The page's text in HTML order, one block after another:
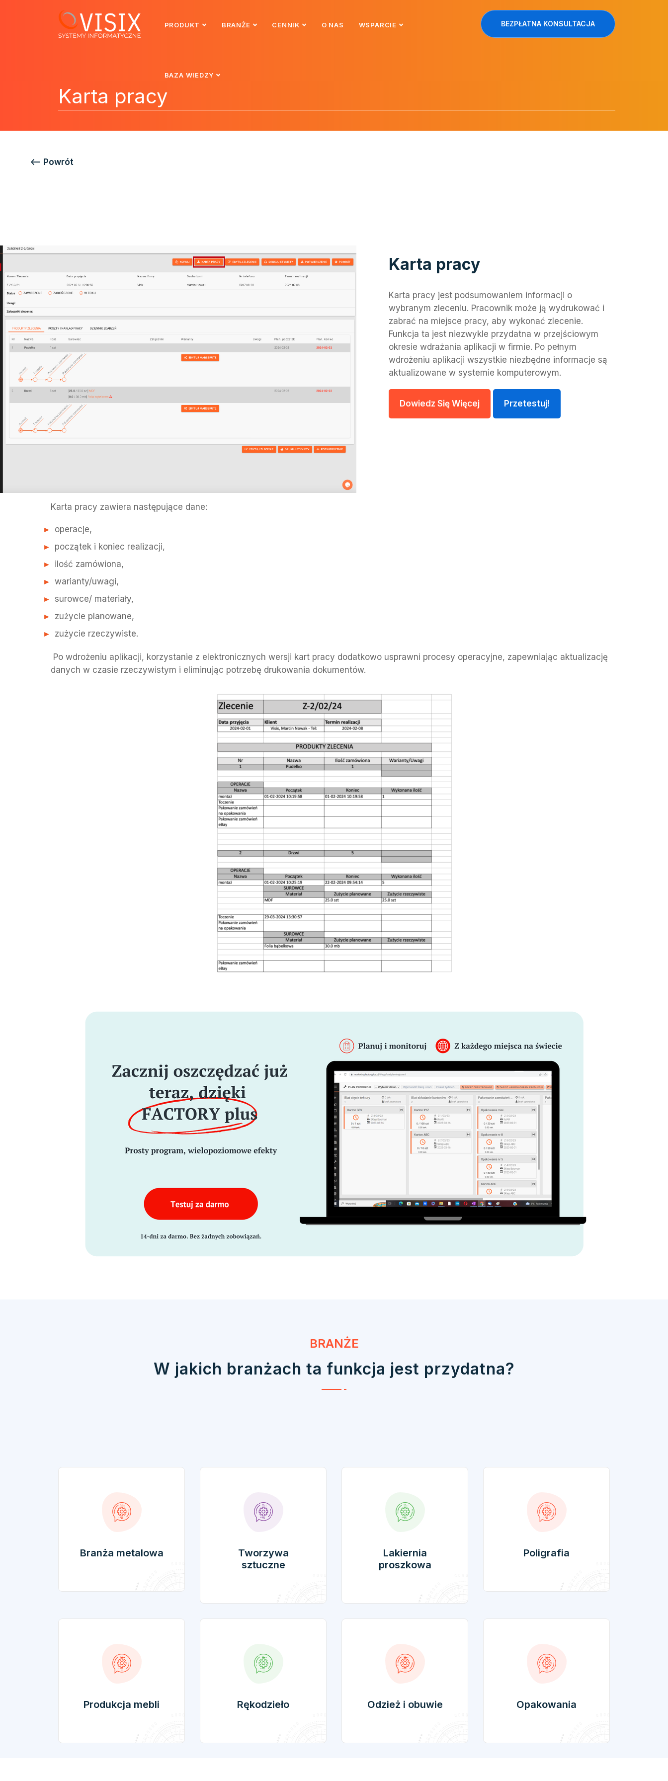
BEZPŁATNA KONSULTACJA
PRODUKT BRANŻE CENNIK O NAS WSPARCIE
BAZA WIEDZY
Karta pracy
<—– Powrót
Karta pracy
Karta pracy jest podsumowaniem informacji o
wybranym zleceniu. Pracownik może ją wydrukować i
zabrać na miejsce pracy, aby wykonać zlecenie.
Funkcja ta jest niezwykle przydatna w przejściowym
okresie wdrażania aplikacji w firmie. Po pełnym
wdrożeniu aplikacji wszystkie niezbędne informacje są
aktualizowane w systemie komputerowym.
Dowiedz Się Więcej Przetestuj!
Karta pracy zawiera następujące dane:
operacje,
początek i koniec realizacji,
ilość zamówiona,
warianty/uwagi,
surowce/ materiały,
zużycie planowane,
zużycie rzeczywiste.
Po wdrożeniu aplikacji, korzystanie z elektronicznych wersji kart pracy dodatkowo usprawni procesy operacyjne, zapewniając aktualizację
danych w czasie rzeczywistym i eliminując potrzebę drukowania dokumentów.
BRANŻE
W jakich branżach ta funkcja jest przydatna?
Branża metalowa
Tworzywa
sztuczne
Lakiernia
proszkowa
Poligrafia
Produkcja mebli Rękodzieło Odzież i obuwie Opakowania